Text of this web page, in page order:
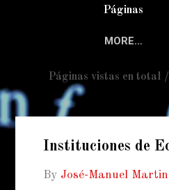
Páginas
MORE…
Páginas vistas en total
Instituciones de
By José-Manuel